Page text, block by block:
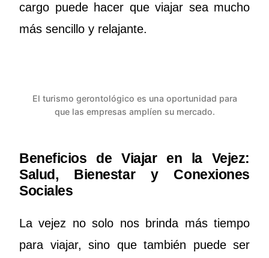
cargo puede hacer que viajar sea mucho
más sencillo y relajante.
El turismo gerontológico es una oportunidad para
que las empresas amplíen su mercado.
Beneficios de Viajar en la Vejez:
Salud, Bienestar y Conexiones
Sociales
La vejez no solo nos brinda más tiempo
para viajar, sino que también puede ser